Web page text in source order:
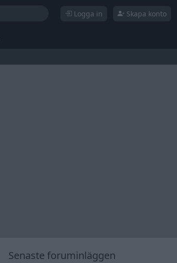
Logga in Skapa konto
Senaste foruminläggen